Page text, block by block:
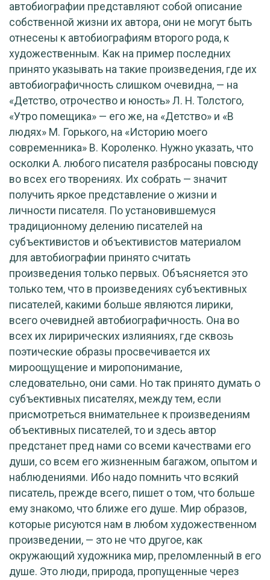
автобиографии представляют собой описание
собственной жизни их автора, они не могут быть
отнесены к автобиографиям второго рода, к
художественным. Как на пример последних
принято указывать на такие произведения, где их
автобиографичность слишком очевидна, — на
«Детство, отрочество и юность» Л. Н. Толстого,
«Утро помещика» — его же, на «Детство» и «В
людях» М. Горького, на «Историю моего
современника» В. Короленко. Нужно указать, что
осколки А. любого писателя разбросаны повсюду
во всех его творениях. Их собрать — значит
получить яркое представление о жизни и
личности писателя. По установившемуся
традиционному делению писателей на
субъективистов и объективистов материалом
для автобиографии принято считать
произведения только первых. Объясняется это
только тем, что в произведениях субъективных
писателей, какими больше являются лирики,
всего очевидней автобиографичность. Она во
всех их лирирических излияниях, где сквозь
поэтические образы просвечивается их
мироощущение и миропонимание,
следовательно, они сами. Но так принято думать о
субъективных писателях, между тем, если
присмотреться внимательнее к произведениям
объективных писателей, то и здесь автор
предстанет пред нами со всеми качествами его
души, со всем его жизненным багажом, опытом и
наблюдениями. Ибо надо помнить что всякий
писатель, прежде всего, пишет о том, что больше
ему знакомо, что ближе его душе. Мир образов,
которые рисуются нам в любом художественном
произведении, — это не что другое, как
окружающий художника мир, преломленный в его
душе. Это люди, природа, пропущенные через